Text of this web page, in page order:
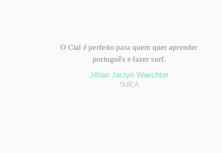
O Cial é perfeito para quem quer aprender
português e fazer surf.
Jillian Jaclyn Waechter
SUÍÇA